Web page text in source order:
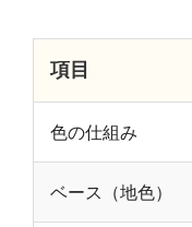
項目
色の仕組み
ベース（地色）